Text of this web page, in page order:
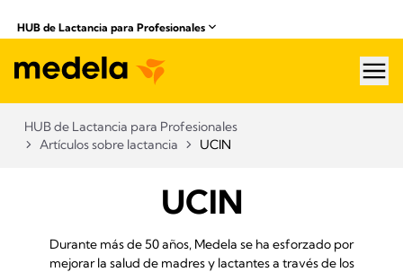
​ HUB de Lactancia para Profesionales
​ HUB de Lactancia para Profesionales
Artículos sobre lactancia
UCIN
UCIN
Durante más de 50 años, Medela se ha esforzado por
mejorar la salud de madres y lactantes a través de los